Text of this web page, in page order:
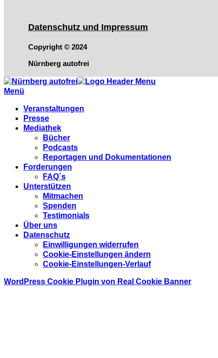
Datenschutz und Impressum
Copyright © 2024
Nürnberg autofrei
Menü
Veranstaltungen
Presse
Mediathek
Bücher
Podcasts
Reportagen und Dokumentationen
Forderungen
FAQ´s
Unterstützen
Mitmachen
Spenden
Testimonials
Über uns
Datenschutz
Einwilligungen widerrufen
Cookie-Einstellungen ändern
Cookie-Einstellungen-Verlauf
WordPress Cookie Plugin von Real Cookie Banner